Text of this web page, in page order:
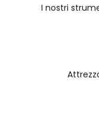
I nostri